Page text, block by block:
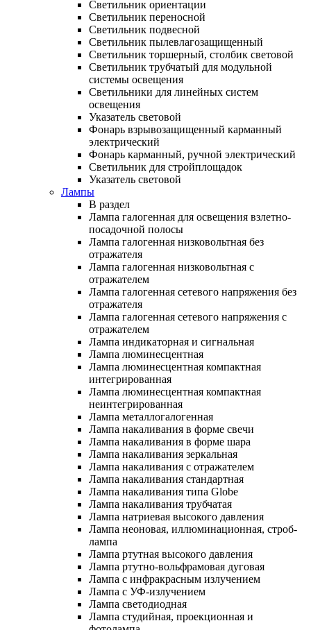
Светильник ориентации
Светильник переносной
Светильник подвесной
Светильник пылевлагозащищенный
Светильник торшерный, столбик световой
Светильник трубчатый для модульной
системы освещения
Светильники для линейных систем
освещения
Указатель световой
Фонарь взрывозащищенный карманный
электрический
Фонарь карманный, ручной электрический
Светильник для стройплощадок
Указатель световой
Лампы
В раздел
Лампа галогенная для освещения взлетно-
посадочной полосы
Лампа галогенная низковольтная без
отражателя
Лампа галогенная низковольтная с
отражателем
Лампа галогенная сетевого напряжения без
отражателя
Лампа галогенная сетевого напряжения с
отражателем
Лампа индикаторная и сигнальная
Лампа люминесцентная
Лампа люминесцентная компактная
интегрированная
Лампа люминесцентная компактная
неинтегрированная
Лампа металлогалогенная
Лампа накаливания в форме свечи
Лампа накаливания в форме шара
Лампа накаливания зеркальная
Лампа накаливания с отражателем
Лампа накаливания стандартная
Лампа накаливания типа Globe
Лампа накаливания трубчатая
Лампа натриевая высокого давления
Лампа неоновая, иллюминационная, строб-
лампа
Лампа ртутная высокого давления
Лампа ртутно-вольфрамовая дуговая
Лампа с инфракрасным излучением
Лампа с УФ-излучением
Лампа светодиодная
Лампа студийная, проекционная и